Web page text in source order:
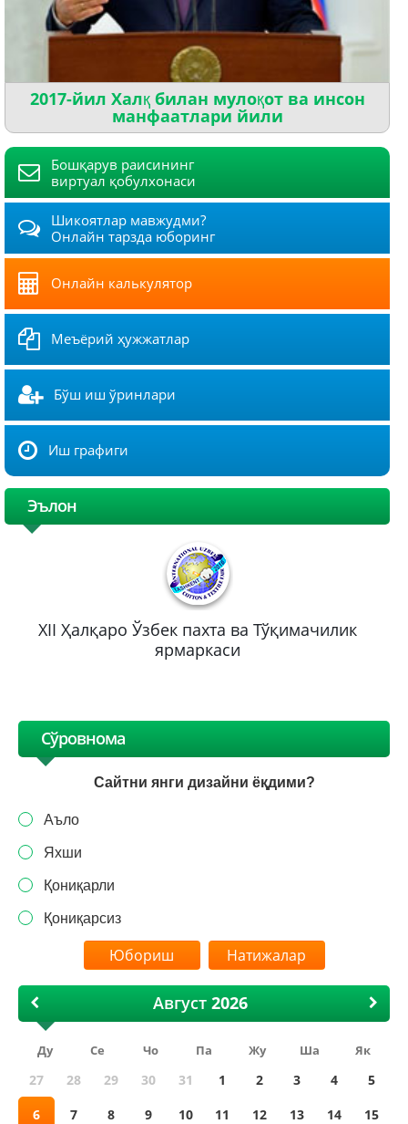
2017-йил Халқ билан мулоқот ва инсон
манфаатлари йили
Бошқарув раисининг
виртуал қобулхонаси
Шикоятлар мавжудми?
Онлайн тарзда юборинг
Онлайн калькулятор
Меъёрий ҳужжатлар
Бўш иш ўринлари
Иш графиги
Эълон
XII Ҳалқаро Ўзбек пахта ва Тўқимачилик
ярмаркаси
Сўровнома
Сайтни янги дизайни ёқдими?
Аъло
Яхши
Қониқарли
Қониқарсиз
Натижалар
Август
Ду Се Чо Па Жу Ша Як
27 28 29 30 31 1 2 3 4
5
6
7 8 9 10 11 12 13 14
15